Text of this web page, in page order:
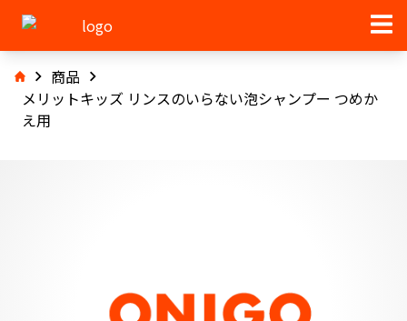
商品
メリットキッズ リンスのいらない泡シャンプー つめか
え用